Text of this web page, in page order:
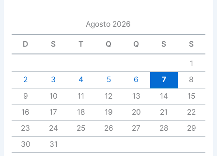
Agosto 2026
D S T Q Q S S
1
2
3 4 5 6 7
8
9
10 11 12 13 14
15
16
17 18 19 20 21
22
23
24 25 26 27 28
29
30
31